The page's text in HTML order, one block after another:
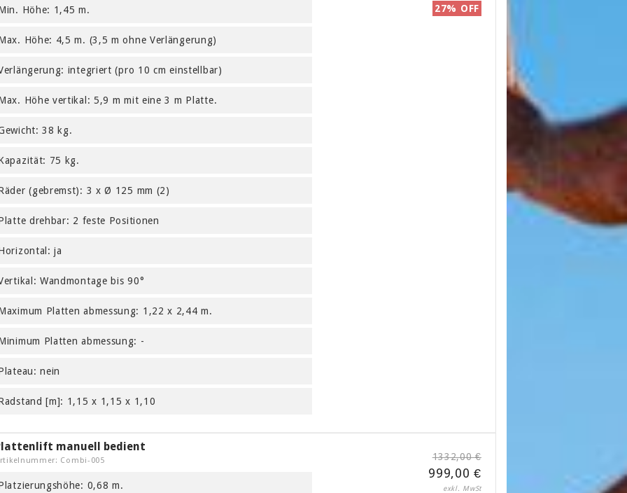
Höhe: 1,45 m.
Höhe: 4,5 m. (3,5 m ohne Verlängerung)
integriert (pro 10 cm einstellbar)
Höhe vertikal: 5,9 m mit eine 3 m Platte.
38 kg.
75 kg.
(gebremst): 3 x Ø 125 mm (2)
drehbar: 2 feste Positionen
ja
Wandmontage bis 90°
Platten abmessung: 1,22 x 2,44 m.
Platten abmessung: -
nein
[m]: 1,15 x 1,15 x 1,10
27% OFF
manuell bedient
Combi-005
0,68 m.
1332,00 €
999,00 €
exkl. MwSt